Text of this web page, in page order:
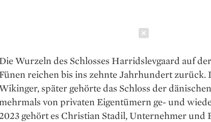
Wurzeln des Schlosses Harrids­levgaard auf
reichen bis ins zehnte Jahrhundert zurück.
später gehörte das Schloss der
mehrmals von privaten Eigentümern ge- und
2023 gehört es Christian Stadil, Unternehmer und